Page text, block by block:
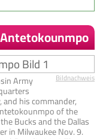
Bildnachweis
Army
his commander,
of the
Bucks and the Dallas
in Milwaukee Nov. 9.